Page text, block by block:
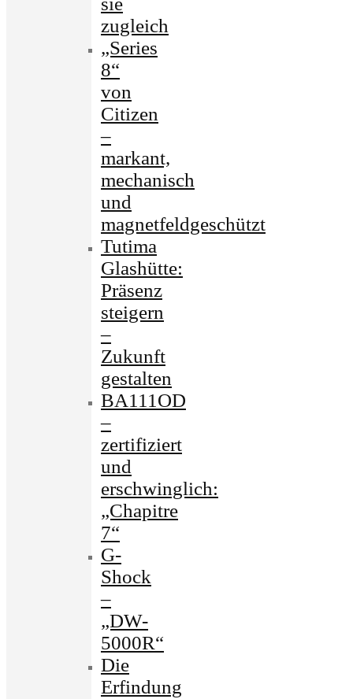
zugleich
„Series
8“
von
Citizen
–
markant,
mechanisch
und
magnetfeldgeschützt
Tutima
Glashütte:
Präsenz
steigern
–
Zukunft
gestalten
BA111OD
–
zertifiziert
und
erschwinglich:
„Chapitre
7“
G-
Shock
–
„DW-
5000R“
Die
Erfindung